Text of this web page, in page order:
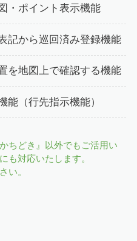
・ポイント表示機能
記から巡回済み登録機能
を地図上で確認する機能
能（行先指示機能）
ちどき』以外でもご活用い
も対応いたします。
い。